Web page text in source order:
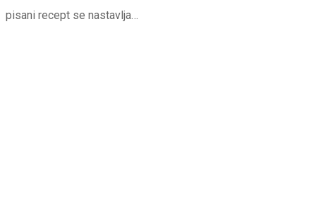
pisani recept se nastavlja…